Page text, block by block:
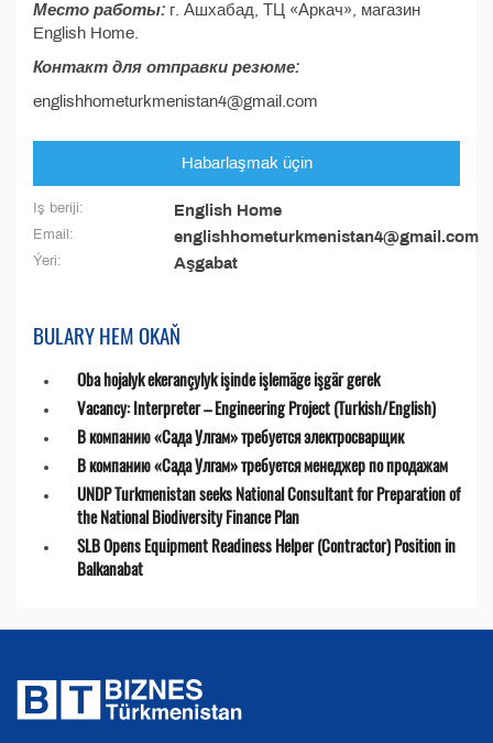
Место работы: г. Ашхабад, ТЦ «Аркач», магазин
English Home.
Контакт для отправки резюме:
englishhometurkmenistan4@gmail.com
Habarlaşmak üçin
Iş beriji: English Home
Email: englishhometurkmenistan4@gmail.com
Ýeri: Aşgabat
BULARY HEM OKAŇ
Oba hojalyk ekerançylyk işinde işlemäge işgär gerek
Vacancy: Interpreter – Engineering Project (Turkish/English)
В компанию «Сада Улгам» требуется электросварщик
В компанию «Сада Улгам» требуется менеджер по продажам
UNDP Turkmenistan seeks National Consultant for Preparation of
the National Biodiversity Finance Plan
SLB Opens Equipment Readiness Helper (Contractor) Position in
Balkanabat